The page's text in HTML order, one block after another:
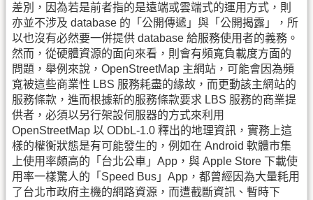
差別，因為若是前者指的是遠端或雲端式的運用方式，則
亦並不涉及 database 的「公開傳遞」與「公開揭露」，所
以也沒有必然要一併提供 database 給服務使用者的義務。
然而，從硬體資源的面向來看，則會有頻寬負載度方面的
問題，舉例來說，OpenStreetMap 主網站，可能會因為頻
寬被這些商業性 LBS 服務耗盡的緣故，而更動該主網站的
服務條款，進而根據新的服務條款要求 LBS 服務的商業提
供者，必須以另行架設伺服器的方式來利用
OpenStreetMap 以 ODbL-1.0 釋出的地理資訊，實務上這
樣的權衡狀態是有可能發生的，例如在 Android 軟體市集
上使用率頗高的「台北公車」App，與 Apple Store 下載使
用率一樣驚人的「Speed Bus」App，都曾經因為大量耗用
了台北市政府主機的網路資源，而遭截斷資訊、暫時下